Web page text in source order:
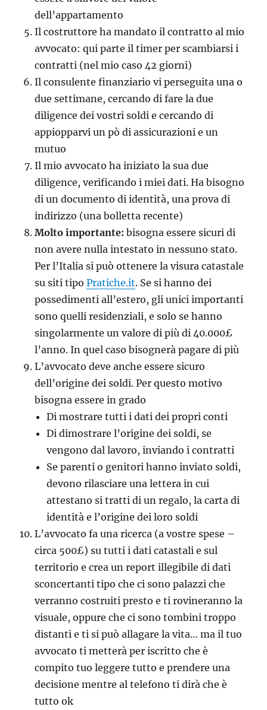
dell’appartamento
Il costruttore ha mandato il contratto al mio
avvocato: qui parte il timer per scambiarsi i
contratti (nel mio caso 42 giorni)
Il consulente finanziario vi perseguita una o
due settimane, cercando di fare la due
diligence dei vostri soldi e cercando di
appiopparvi un pò di assicurazioni e un
mutuo
Il mio avvocato ha iniziato la sua due
diligence, verificando i miei dati. Ha bisogno
di un documento di identità, una prova di
indirizzo (una bolletta recente)
Molto importante: bisogna essere sicuri di
non avere nulla intestato in nessuno stato.
Per l’Italia si può ottenere la visura catastale
su siti tipoPratiche.it. Se si hanno dei
possedimenti all’estero, gli unici importanti
sono quelli residenziali, e solo se hanno
singolarmente un valore di più di 40.000£
l’anno. In quel caso bisognerà pagare di più
L’avvocato deve anche essere sicuro
dell’origine dei soldi. Per questo motivo
bisogna essere in grado
Di mostrare tutti i dati dei propri conti
Di dimostrare l’origine dei soldi, se
vengono dal lavoro, inviando i contratti
Se parenti o genitori hanno inviato soldi,
devono rilasciare una lettera in cui
attestano si tratti di un regalo, la carta di
identità e l’origine dei loro soldi
L’avvocato fa una ricerca (a vostre spese –
circa 500£) su tutti i dati catastali e sul
territorio e crea un report illegibile di dati
sconcertanti tipo che ci sono palazzi che
verranno costruiti presto e ti rovineranno la
visuale, oppure che ci sono tombini troppo
distanti e ti si può allagare la vita… ma il tuo
avvocato ti metterà per iscritto che è
compito tuo leggere tutto e prendere una
decisione mentre al telefono ti dirà che è
tutto ok